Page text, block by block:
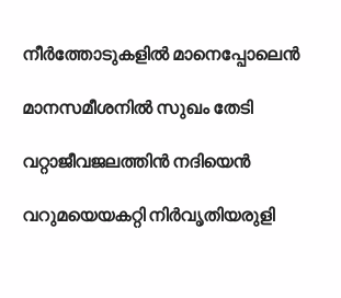
നീർത്തോടുകളിൽ മാനെപ്പോലെൻ
മാനസമീശനിൽ സുഖം തേടി
വറ്റാജീവജലത്തിൻ നദിയെൻ
വറുമയെയകറ്റി നിർവൃതിയരുളി